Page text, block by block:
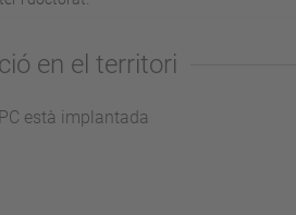
en el territori